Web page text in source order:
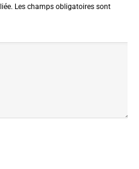
Les champs obligatoires sont